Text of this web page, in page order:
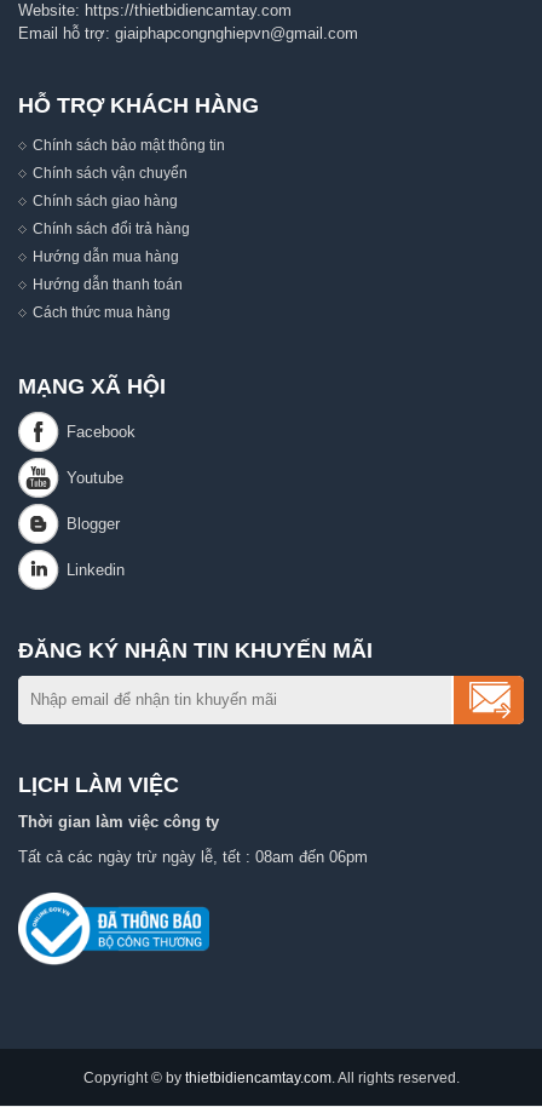
Website: https://thietbidiencamtay.com
Email hỗ trợ: giaiphapcongnghiepvn@gmail.com
HỖ TRỢ KHÁCH HÀNG
Chính sách bảo mật thông tin
Chính sách vận chuyển
Chính sách giao hàng
Chính sách đổi trả hàng
Hướng dẫn mua hàng
Hướng dẫn thanh toán
Cách thức mua hàng
MẠNG XÃ HỘI
ĐĂNG KÝ NHẬN TIN KHUYẾN MÃI
LỊCH LÀM VIỆC
Thời gian làm việc công ty
Tất cả các ngày trừ ngày lễ, tết : 08am đến 06pm
Copyright © by thietbidiencamtay.com. All rights reserved.